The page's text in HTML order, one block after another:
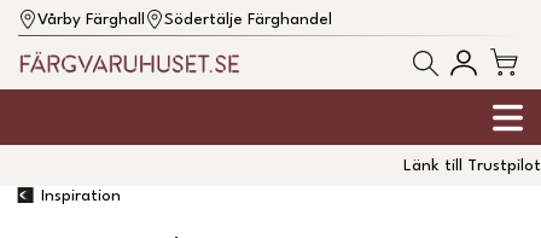
Vårby Färghall Södertälje Färghandel
Länk till Trustpilot
Inspiration